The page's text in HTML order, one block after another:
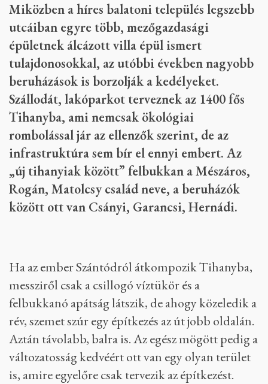
Miközben a híres balatoni település legszebb
utcáiban egyre több, mezőgazdasági
épületnek álcázott villa épül ismert
tulajdonosokkal, az utóbbi években nagyobb
beruházások is borzolják a kedélyeket.
Szállodát, lakóparkot terveznek az 1400 fős
Tihanyba, ami nemcsak ökológiai
rombolással jár az ellenzők szerint, de az
infrastruktúra sem bír el ennyi embert. Az
„új tihanyiak között” felbukkan a Mészáros,
Rogán, Matolcsy család neve, a beruházók
között ott van Csányi, Garancsi, Hernádi.
Ha az ember Szántódról átkompozik Tihanyba,
messziről csak a csillogó víztükör és a
felbukkanó apátság látszik, de ahogy közeledik a
rév, szemet szúr egy építkezés az út jobb oldalán.
Aztán távolabb, balra is. Az egész mögött pedig a
változatosság kedvéért ott van egy olyan terület
is, amire egyelőre csak tervezik az építkezést.